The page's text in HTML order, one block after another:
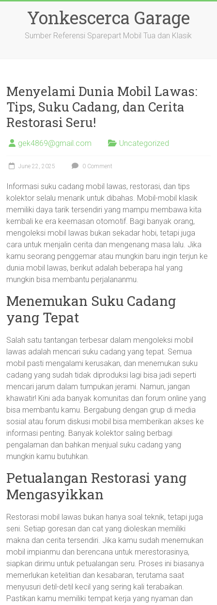
Yonkescerca Garage
Sumber Referensi Sparepart Mobil Tua dan Klasik
Menyelami Dunia Mobil Lawas:
Tips, Suku Cadang, dan Cerita
Restorasi Seru!
gek4869@gmail.com Uncategorized
June 22, 2025 0 Comment
Informasi suku cadang mobil lawas, restorasi, dan tips
kolektor selalu menarik untuk dibahas. Mobil-mobil klasik
memiliki daya tarik tersendiri yang mampu membawa kita
kembali ke era keemasan otomotif. Bagi banyak orang,
mengoleksi mobil lawas bukan sekadar hobi, tetapi juga
cara untuk menjalin cerita dan mengenang masa lalu. Jika
kamu seorang penggemar atau mungkin baru ingin terjun ke
dunia mobil lawas, berikut adalah beberapa hal yang
mungkin bisa membantu perjalananmu.
Menemukan Suku Cadang
yang Tepat
Salah satu tantangan terbesar dalam mengoleksi mobil
lawas adalah mencari suku cadang yang tepat. Semua
mobil pasti mengalami kerusakan, dan menemukan suku
cadang yang sudah tidak diproduksi lagi bisa jadi seperti
mencari jarum dalam tumpukan jerami. Namun, jangan
khawatir! Kini ada banyak komunitas dan forum online yang
bisa membantu kamu. Bergabung dengan grup di media
sosial atau forum diskusi mobil bisa memberikan akses ke
informasi penting. Banyak kolektor saling berbagi
pengalaman dan bahkan menjual suku cadang yang
mungkin kamu butuhkan.
Petualangan Restorasi yang
Mengasyikkan
Restorasi mobil lawas bukan hanya soal teknik, tetapi juga
seni. Setiap goresan dan cat yang dioleskan memiliki
makna dan cerita tersendiri. Jika kamu sudah menemukan
mobil impianmu dan berencana untuk merestorasinya,
siapkan dirimu untuk petualangan seru. Proses ini biasanya
memerlukan ketelitian dan kesabaran, terutama saat
menyusuri detil-detil kecil yang sering kali terabaikan.
Pastikan kamu memiliki tempat kerja yang nyaman dan